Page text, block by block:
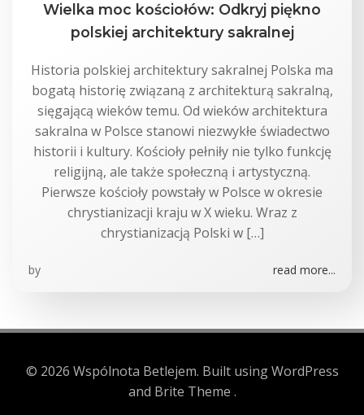
Wielka moc kościołów: Odkryj piękno
polskiej architektury sakralnej
Historia polskiej architektury sakralnej Polska ma
bogatą historię związaną z architekturą sakralną,
sięgającą wieków temu. Od wieków architektura
sakralna w Polsce stanowi niezwykłe świadectwo
historii i kultury. Kościoły pełniły nie tylko funkcję
religijną, ale także społeczną i artystyczną.
Pierwsze kościoły powstały w Polsce w okresie
chrystianizacji kraju w X wieku. Wraz z
chrystianizacją Polski w […]
by read more...
© 2026 Wspólnota Betlejem. Built using WordPress
and Brite Theme .